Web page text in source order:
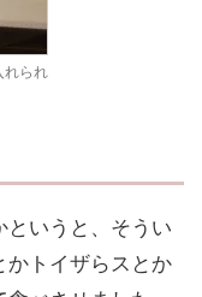
れられ
いうと、そうい
かトイザらスとか